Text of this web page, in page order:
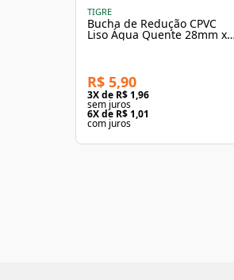
TIGRE
Bucha de Redução CPVC
Liso Água Quente 28mm x
15mm Aquaterm - Tigre
R$ 5,90
3X de R$ 1,96
sem juros
6X de R$ 1,01
com juros